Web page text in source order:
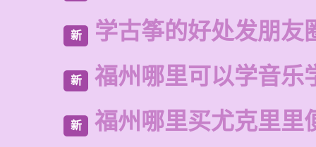
新 学古筝的好处发朋友
新 福州哪里可以学音乐
新 福州哪里买尤克里里